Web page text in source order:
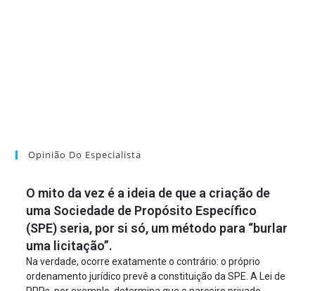
Opinião Do Especialista
O mito da vez é a ideia de que a criação de
uma Sociedade de Propósito Específico
(SPE) seria, por si só, um método para “burlar
uma licitação”.
Na verdade, ocorre exatamente o contrário: o próprio
ordenamento jurídico prevê a constituição da SPE. A Lei de